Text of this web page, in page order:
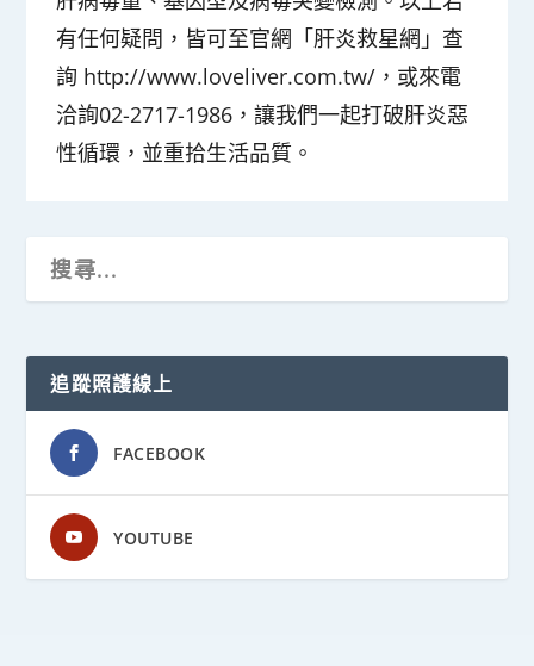
有任何疑問，皆可至官網「肝炎救星網」查
詢 http://www.loveliver.com.tw/，或來電
洽詢02-2717-1986，讓我們一起打破肝炎惡
性循環，並重拾生活品質。
追蹤照護線上
FACEBOOK
YOUTUBE